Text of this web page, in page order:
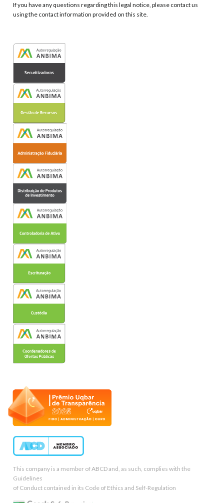
If you have any questions regarding this legal notice, please contact us
using the contact information provided on this site.
This company is a member of ABCD and, as such, complies with the
Guidelines
of Conduct contained in its Code of Ethics and Self-Regulation